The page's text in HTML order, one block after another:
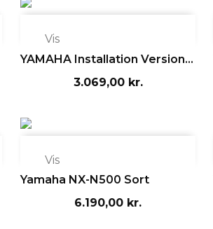
Vis
YAMAHA Installation Version...
3.069,00 kr.
Vis
Yamaha NX-N500 Sort
6.190,00 kr.